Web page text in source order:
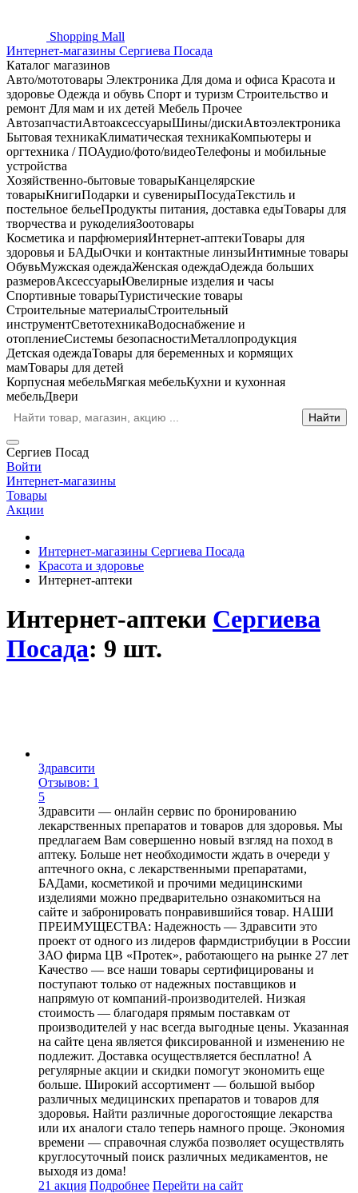
Shopping Mall
Интернет-магазины Сергиева Посада
Каталог магазинов
Авто/мототовары Электроника Для дома и офиса Красота и
здоровье Одежда и обувь Спорт и туризм Строительство и
ремонт Для мам и их детей Мебель Прочее
АвтозапчастиАвтоаксессуарыШины/дискиАвтоэлектроника
Бытовая техникаКлиматическая техникаКомпьютеры и
оргтехника / ПОАудио/фото/видеоТелефоны и мобильные
устройства
Хозяйственно-бытовые товарыКанцелярские
товарыКнигиПодарки и сувенирыПосудаТекстиль и
постельное бельеПродукты питания, доставка едыТовары для
творчества и рукоделияЗоотовары
Косметика и парфюмерияИнтернет-аптекиТовары для
здоровья и БАДыОчки и контактные линзыИнтимные товары
ОбувьМужская одеждаЖенская одеждаОдежда больших
размеровАксессуарыЮвелирные изделия и часы
Спортивные товарыТуристические товары
Строительные материалыСтроительный
инструментСветотехникаВодоснабжение и
отоплениеСистемы безопасностиМеталлопродукция
Детская одеждаТовары для беременных и кормящих
мамТовары для детей
Корпусная мебельМягкая мебельКухни и кухонная
мебельДвери
Сергиев Посад
Войти
Интернет-магазины
Товары
Акции
Интернет-магазины Сергиева Посада
Красота и здоровье
Интернет-аптеки
Интернет-аптеки Сергиева
Посада: 9 шт.
Здравсити
Отзывов: 1
5
Здравсити — онлайн сервис по бронированию
лекарственных препаратов и товаров для здоровья. Мы
предлагаем Вам совершенно новый взгляд на поход в
аптеку. Больше нет необходимости ждать в очереди у
аптечного окна, с лекарственными препаратами,
БАДами, косметикой и прочими медицинскими
изделиями можно предварительно ознакомиться на
сайте и забронировать понравившийся товар. НАШИ
ПРЕИМУЩЕСТВА: Надежность — Здравсити это
проект от одного из лидеров фармдистрибуции в России
ЗАО фирма ЦВ «Протек», работающего на рынке 27 лет
Качество — все наши товары сертифицированы и
поступают только от надежных поставщиков и
напрямую от компаний-производителей. Низкая
стоимость — благодаря прямым поставкам от
производителей у нас всегда выгодные цены. Указанная
на сайте цена является фиксированной и изменению не
подлежит. Доставка осуществляется бесплатно! А
регулярные акции и скидки помогут экономить еще
больше. Широкий ассортимент — большой выбор
различных медицинских препаратов и товаров для
здоровья. Найти различные дорогостоящие лекарства
или их аналоги стало теперь намного проще. Экономия
времени — справочная служба позволяет осуществлять
круглосуточный поиск различных медикаментов, не
выходя из дома!
21 акция Подробнее Перейти на сайт